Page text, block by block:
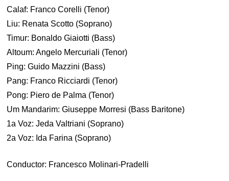
Calaf: Franco Corelli (Tenor)
Liu: Renata Scotto (Soprano)
Timur: Bonaldo Giaiotti (Bass)
Altoum: Angelo Mercuriali (Tenor)
Ping: Guido Mazzini (Bass)
Pang: Franco Ricciardi (Tenor)
Pong: Piero de Palma (Tenor)
Um Mandarim: Giuseppe Morresi (Bass Baritone)
1a Voz: Jeda Valtriani (Soprano)
2a Voz: Ida Farina (Soprano)
Conductor: Francesco Molinari-Pradelli